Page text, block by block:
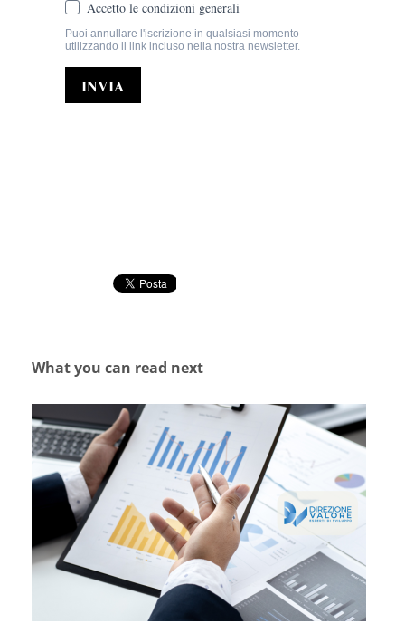
What you can read next